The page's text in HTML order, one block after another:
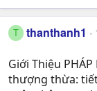
T thanthanh1
Giới Thiệu
thượng thừa: